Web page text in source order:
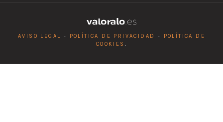
AVISO LEGAL - POLÍTICA DE PRIVACIDAD -
POLÍTICA DE
COOKIES .